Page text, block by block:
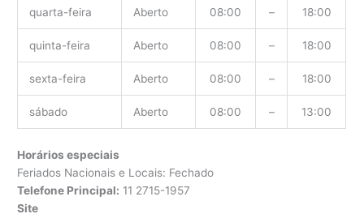
quarta-feira Aberto 08:00 – 18:00
quinta-feira Aberto 08:00 – 18:00
sexta-feira Aberto 08:00 – 18:00
sábado Aberto 08:00 – 13:00
Horários especiais
Feriados Nacionais e Locais: Fechado
Telefone Principal: 11 2715-1957
Site